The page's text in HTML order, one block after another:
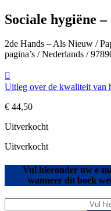
Sociale hygiëne
2de Hands – Als Nieuw /
pagina’s / Nederlands /
Uitleg over de kwaliteit van
€ 44,50
Uitverkocht
Uitverkocht
Vul hieronder uw e-
wanneer dit boek